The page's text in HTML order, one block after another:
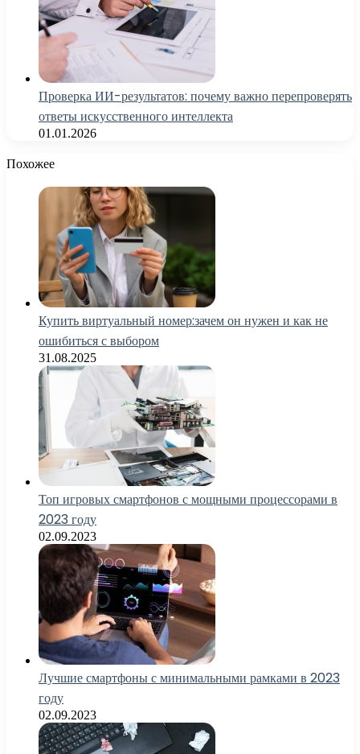
Проверка ИИ-результатов: почему важно перепроверять
ответы искусственного интеллекта
01.01.2026
Похожее
Купить виртуальный номер:зачем он нужен и как не
ошибиться с выбором
31.08.2025
Топ игровых смартфонов с мощными процессорами в
2023 году
02.09.2023
Лучшие смартфоны с минимальными рамками в 2023
году
02.09.2023